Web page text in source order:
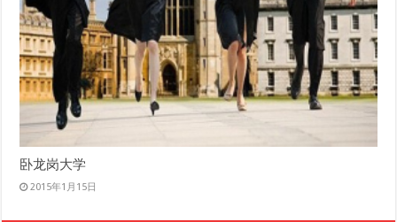
卧龙岗大学
2015年1月15日